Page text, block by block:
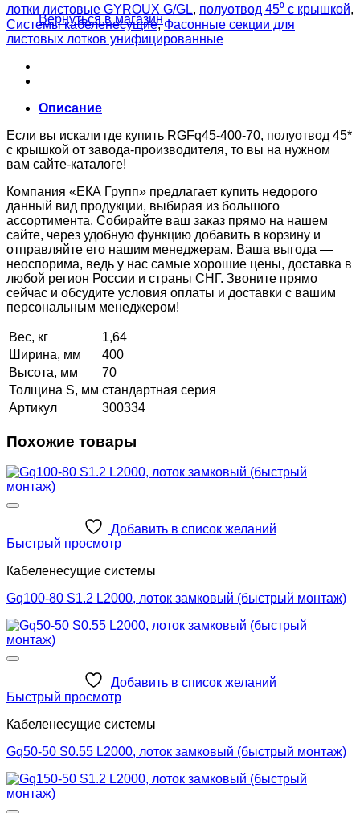
Вернуться в магазин
лотки листовые GYROUX G/GL, полуотвод 45⁰ с крышкой,
Системы кабеленесущие,Фасонные секции для
листовых лотков унифицированные
Описание
Если вы искали где купить RGFq45-400-70, полуотвод 45*
с крышкой от завода-производителя, то вы на нужном
вам сайте-каталоге!
Компания «ЕКА Групп» предлагает купить недорого
данный вид продукции, выбирая из большого
ассортимента. Собирайте ваш заказ прямо на нашем
сайте, через удобную функцию добавить в корзину и
отправляйте его нашим менеджерам. Ваша выгода —
неоспорима, ведь у нас самые хорошие цены, доставка в
любой регион России и страны СНГ. Звоните прямо
сейчас и обсудите условия оплаты и доставки с вашим
персональным менеджером!
Вес, кг
1,64
Ширина, мм
400
Высота, мм
70
Толщина S, мм стандартная серия
Артикул
300334
Похожие товары
Добавить в список желаний
Быстрый просмотр
Кабеленесущие системы
Gq100-80 S1.2 L2000, лоток замковый (быстрый монтаж)
Добавить в список желаний
Быстрый просмотр
Кабеленесущие системы
Gq50-50 S0.55 L2000, лоток замковый (быстрый монтаж)